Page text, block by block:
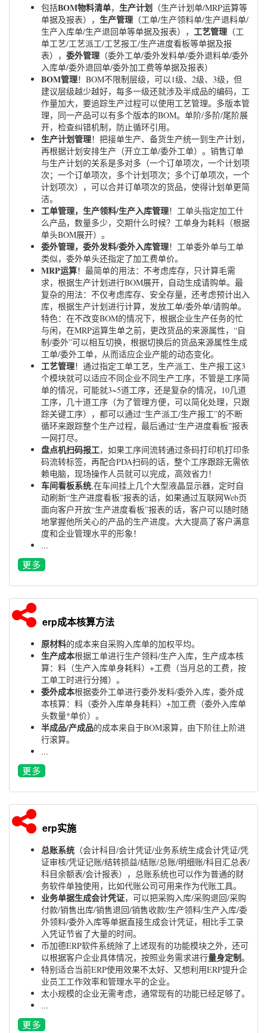
包括BOM物料清单， 生产计划 （生产计划单/MRP运算等
单据及报表）， 生产管理 （工单/生产领料单/生产退料单/
生产入库单/生产退回单等单据及报表）， 工艺管理 （工
单工艺/工艺派工/工艺报工/生产进度看板等单据及报
表）， 委外管理 （委外工单/委外发料单/委外退料单/委外
入库单/委外退回单/委外加工费等单据及报表）
BOM管理！BOM不限制层级，可以1级、2级、3级，但
建议层级越少越好，每多一级还就涉及半成品的编码，工
作量加大，要追踪生产过程可以使用工艺管理。多版本管
理，同一产品可以有多个版本的BOM。单阶/多阶/尾阶展
开，检查纠错机制，防止循环引用。
生产计划管理！把接单生产、备货生产统一到生产计划，
再根据计划安排生产（开立工单/委外工单）。销售订单
与生产计划的关系是多对多（一个订单项次，一个计划项
次；一个订单项次，多个计划项次；多个订单项次，一个
计划项次），可以合并订单项次的货品，使得计划单更简
洁。
工单管理，生产领料/生产入库管理！工单头指定加工什
么产品，数量多少，交期什么时候？工单身为耗料（根据
单头BOM展开）。
委外管理，委外发料/委外入库管理！工单委外单与工单
类似，委外单头还指定了加工费单价。
MRP运算！最简单的用法：不考虑库存，只计算毛需
求，根据生产计划进行BOM展开，自动生成请购单。最
复杂的用法：不仅考虑库存、安全存量，还考虑预计出入
库，根据生产计划进行计算，发放工单/委外单/请购单。
特色：在不改变BOM的情况下，根据企业生产任务的忙
与闲，在MRP运算生单之前，更改货品的来源属性，“自
制/委外”可以相互切换，根据切换后的货品来源属性生成
工单/委外工单，从而适应企业产能的动态变化。
工艺管理！通过指定工单工艺，生产派工、生产报工这3
个模块就可以适应不同企业不同生产工序，不管是工序简
单的情况，可能就3~5道工序，还是复杂的情况，10几道
工序，几十道工序（为了管理方便，可以简化处理，只跟
踪关键工序），都可以通过“生产派工/生产报工”的不断
循环来跟踪整个生产过程，最后通过“生产进度看板”报表
一网打尽。
盘点机扫码报工，如果工序间流转通过条码打印机打印条
码流转标签，再配合PDA扫码的话，整个工序跟踪无需依
赖电脑，现场操作人员就可以完成，高效省力！
车间看板系统,在车间挂上几个大型液晶显示器，定时自
动刷新“生产进度看板”报表的话，如果通过互联网Web页
面向客户开放“生产进度看板”报表的话，客户可以随时随
地掌握他所关心的产品的生产进度。大大提高了客户满意
度和企业管理水平的形象！
...
erp成本核算方法
原材料的成本来自采购入库单的加权平均。
生产成本根据工单进行生产领料/生产入库，生产成本核
算：料（生产入库单身耗料）+工费（当月总的工费，按
工单工时进行分摊）。
委外成本根据委外工单进行委外发料/委外入库，委外成
本核算：料（委外入库单身耗料）+加工费（委外入库单
头数量*单价）。
半成品/产成品的成本来自于BOM滚算，由下阶往上阶进
行滚算。
...
erp实施
总账系统 （会计科目/会计凭证/业务系统生成会计凭证/凭
证审核/凭证记账/结转损益/结账/总账/明细账/科目汇总表/
科目余额表/会计报表），总账系统也可以作为普通的财
务软件单独使用，比如代账公司可用来作为代账工具。
业务单据生成会计凭证，可以把采购入库/采购退回/采购
付款/销售出库/销售退回/销售收款/生产领料/生产入库/委
外领料/委外入库等单据直接生成会计凭证，相比手工录
入凭证节省了大量的时间。
币加德ERP软件系统除了上述现有的功能模块之外，还可
以根据客户企业具体情况，按照业务需求进行量身定制。
特别适合当前ERP使用效果不太好、又想利用ERP提升企
业员工工作效率和管理水平的企业。
太小规模的企业无需考虑，通常现有的功能已经足够了。
...